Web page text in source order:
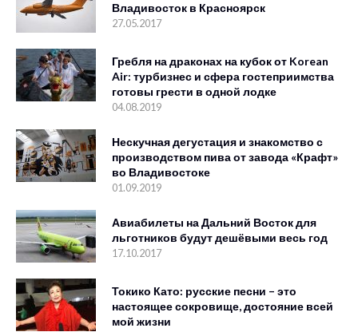
Владивосток в Красноярск
27.05.2017
Гребля на драконах на кубок от Korean
Air: турбизнес и сфера гостеприимства
готовы грести в одной лодке
04.08.2019
Нескучная дегустация и знакомство с
производством пива от завода «Крафт»
во Владивостоке
01.09.2019
Авиабилеты на Дальний Восток для
льготников будут дешёвыми весь год
17.10.2017
Токико Като: русские песни – это
настоящее сокровище, достояние всей
мой жизни